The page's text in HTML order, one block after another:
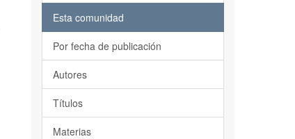
Esta comunidad
Por fecha de publicación
Autores
Títulos
Materias